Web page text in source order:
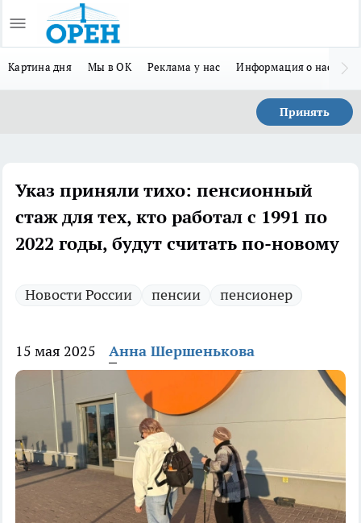
Картина дня Мы в ОК Реклама у нас Информация о нас
Принять
Указ приняли тихо: пенсионный
стаж для тех, кто работал с 1991 по
2022 годы, будут считать по-новому
Новости России пенсии пенсионер
15 мая 2025 Анна Шершенькова